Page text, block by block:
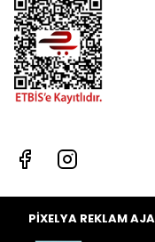
PİXELYA REKLAM